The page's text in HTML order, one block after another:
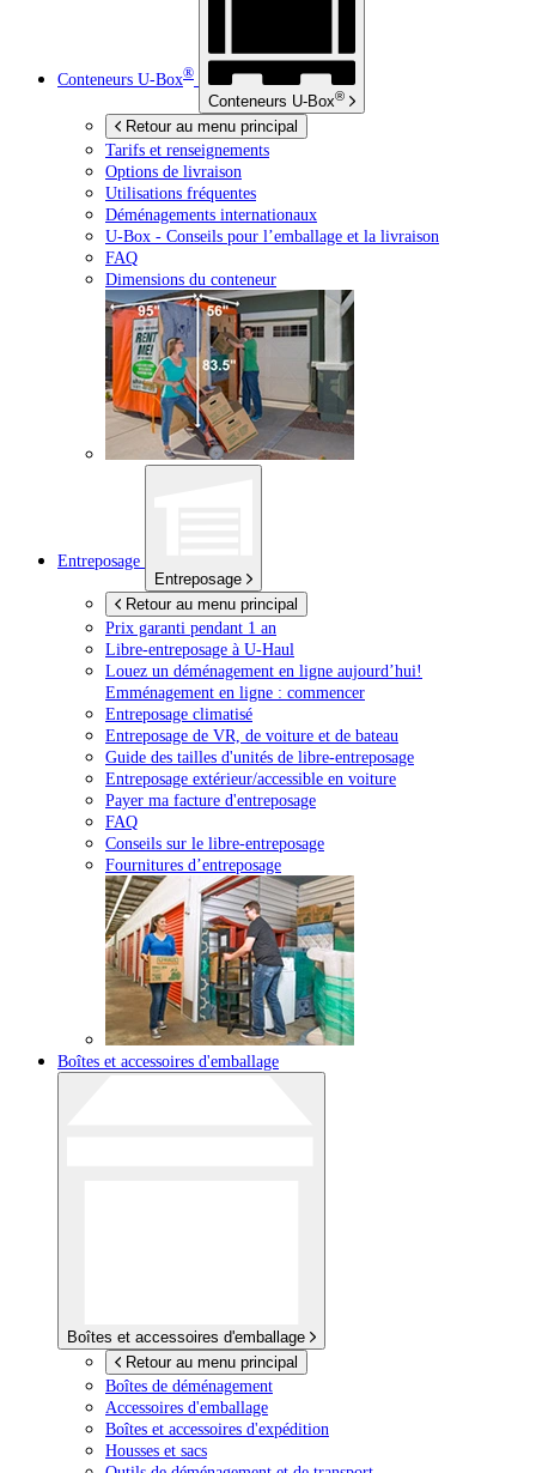
Conteneurs U-Box®
Conteneurs U-Box®
Retour au menu principal
Tarifs et renseignements
Options de livraison
Utilisations fréquentes
Déménagements internationaux
U-Box - Conseils pour l’emballage et la livraison
FAQ
Dimensions du conteneur
Entreposage
Entreposage
Retour au menu principal
Prix garanti pendant 1 an
Libre-entreposage à U-Haul
Louez un déménagement en ligne aujourd’hui!
Emménagement en ligne : commencer
Entreposage climatisé
Entreposage de VR, de voiture et de bateau
Guide des tailles d'unités de libre-entreposage
Entreposage extérieur/accessible en voiture
Payer ma facture d'entreposage
FAQ
Conseils sur le libre-entreposage
Fournitures d’entreposage
Boîtes et accessoires d'emballage
Boîtes et accessoires d'emballage
Retour au menu principal
Boîtes de déménagement
Accessoires d'emballage
Boîtes et accessoires d'expédition
Housses et sacs